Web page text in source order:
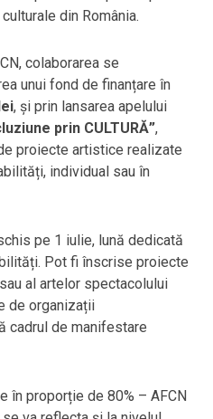
din România.
colaborarea se
unui fond de finanțare în
, și prin lansarea apelului
prin CULTURĂ”,
proiecte artistice realizate
individual sau în
pe 1 iulie, lună dedicată
Pot fi înscrise proiecte
al artelor spectacolului
de organizații
cadrul de manifestare
în proporție de 80% – AFCN